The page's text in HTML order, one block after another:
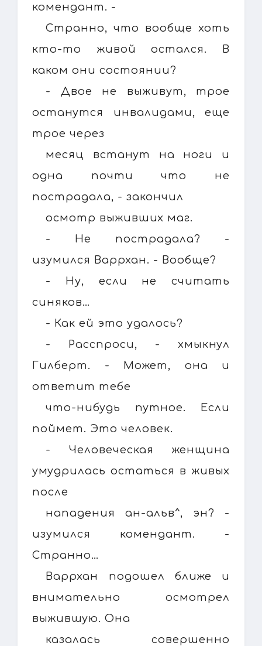
комендант. -
Странно, что вообще хоть
кто-то живой остался. В
каком они состоянии?
- Двое не выживут, трое
останутся инвалидами, еще
трое через
месяц встанут на ноги и
одна почти что не
пострадала, - закончил
осмотр выживших маг.
- Не пострадала? -
изумился Варрхан. - Вообще?
- Ну, если не считать
синяков…
- Как ей это удалось?
- Расспроси, - хмыкнул
Гилберт. - Может, она и
ответит тебе
что-нибудь путное. Если
поймет. Это человек.
- Человеческая женщина
умудрилась остаться в живых
после
нападения ан-альв^, эн? -
изумился комендант. -
Странно…
Варрхан подошел ближе и
внимательно осмотрел
выжившую. Она
казалась совершенно